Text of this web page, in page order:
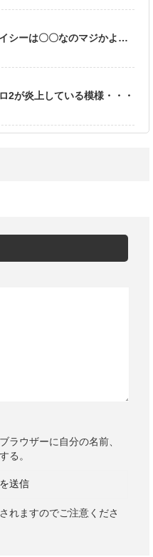
シーは〇〇なのマジかよ…
2が炎上している模様・・・
ラウザーに自分の名前、
る。
れますのでご注意くださ